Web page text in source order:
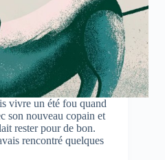
vivre un été fou quand
son nouveau copain et
rester pour de bon.
rencontré quelques